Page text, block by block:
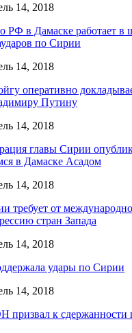
14, 2018
РФ в Дамаске работает в
по Сирии
14, 2018
оперативно
Путину
14, 2018
главы Сирии
в Дамаске Асадом
14, 2018
от
стран Запада
14, 2018
удары по Сирии
14, 2018
призвал к сдержанности